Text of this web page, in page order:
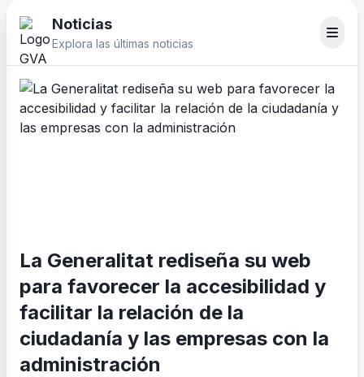
Noticias
Explora las últimas noticias
La Generalitat rediseña su web
para favorecer la accesibilidad y
facilitar la relación de la
ciudadanía y las empresas con la
administración